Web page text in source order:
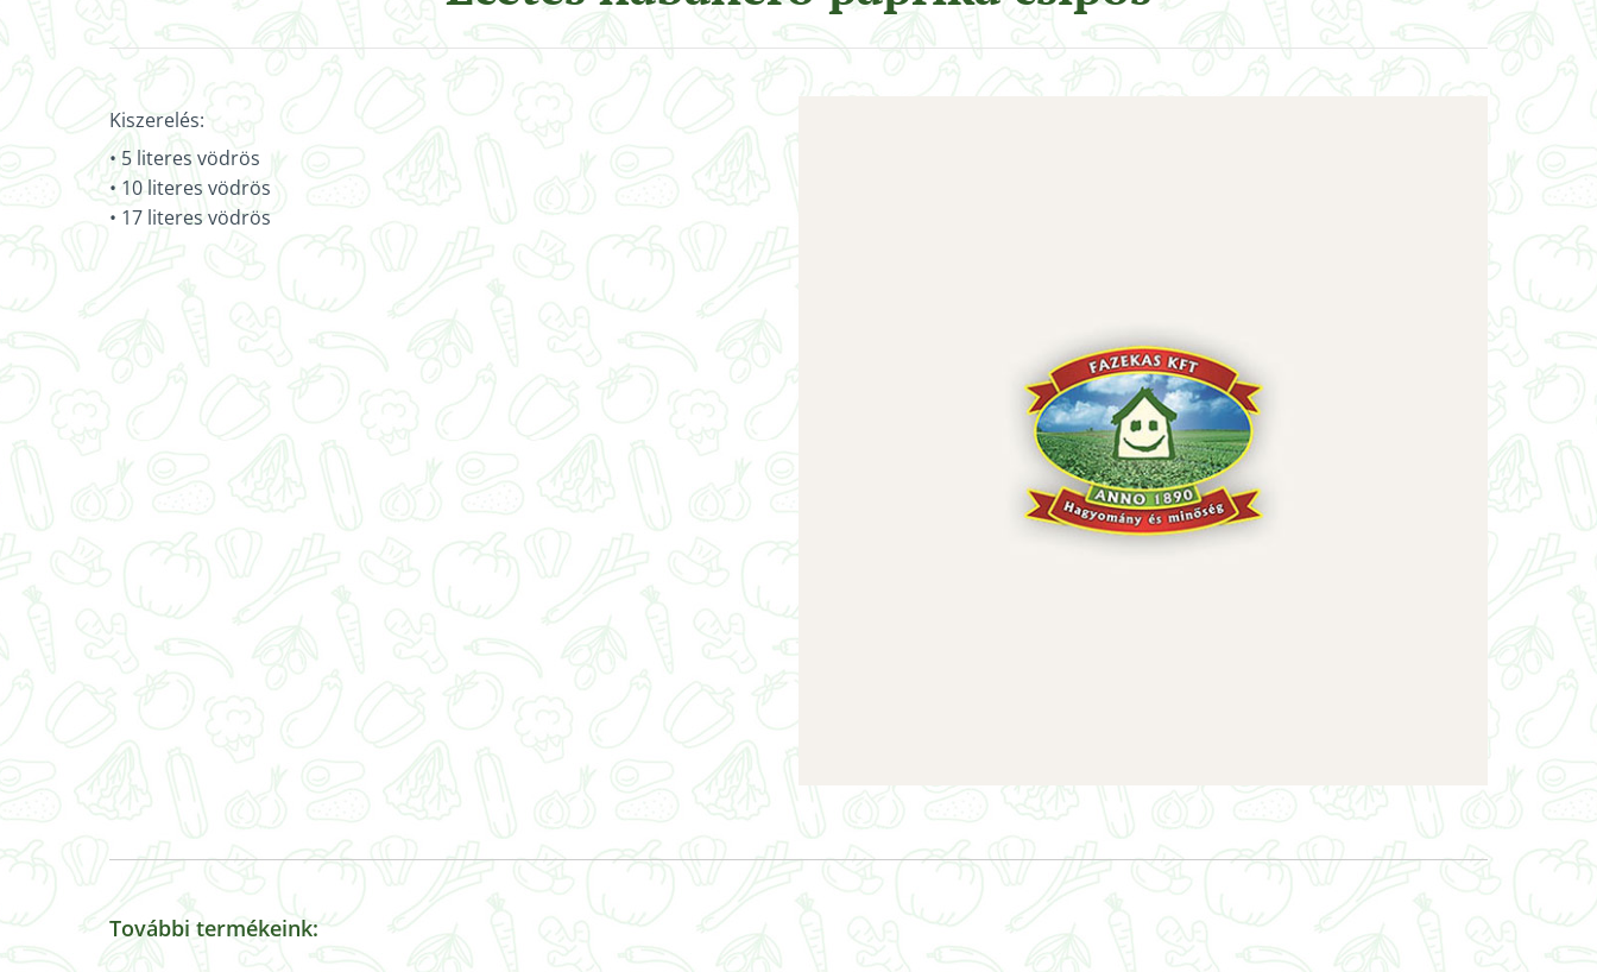
Kiszerelés:
• 5 literes vödrös
• 10 literes vödrös
• 17 literes vödrös
További termékeink: